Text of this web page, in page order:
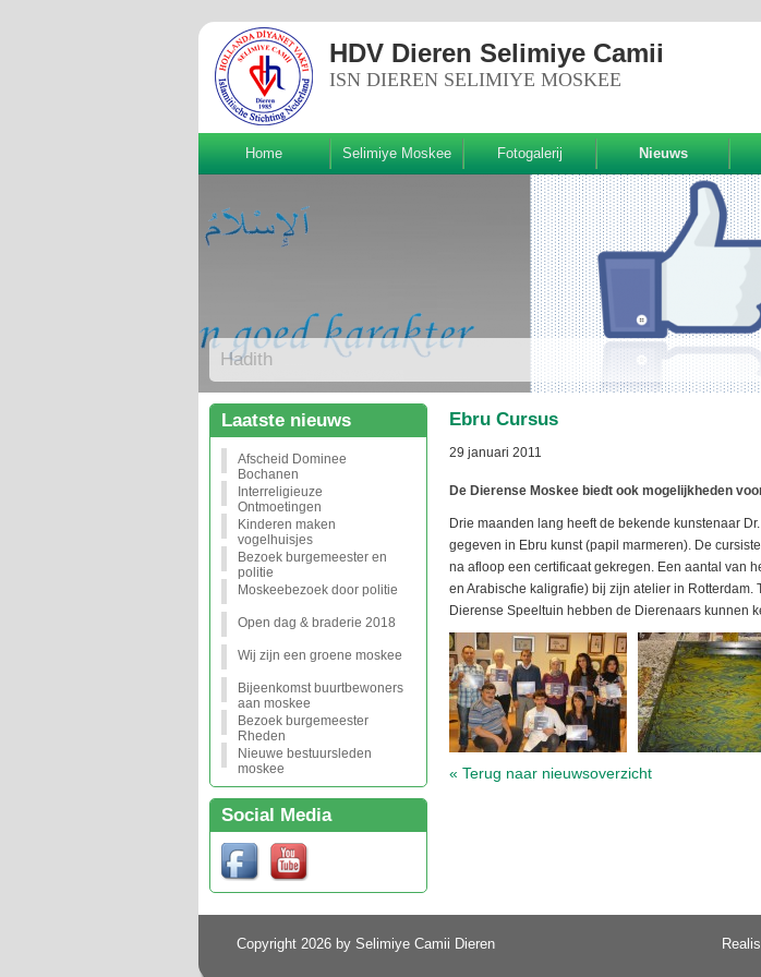
HDV Dieren Selimiye Camii
ISN DIEREN SELIMIYE MOSKEE
Home Selimiye Moskee Fotogalerij Nieuws
Volg ons!
Hadith
Laatste nieuws
Afscheid Dominee
Bochanen
Interreligieuze
Ontmoetingen
Kinderen maken
vogelhuisjes
Bezoek burgemeester en
politie
Moskeebezoek door politie
Open dag & braderie 2018
Wij zijn een groene moskee
Bijeenkomst buurtbewoners
aan moskee
Bezoek burgemeester
Rheden
Nieuwe bestuursleden
moskee
Social Media
Ebru Cursus
29 januari 2011
De Dierense Moskee biedt ook mogelijkheden
Drie maanden lang heeft de bekende kunstenaar
gegeven in Ebru kunst (papil marmeren). De
na afloop een certificaat gekregen. Een aantal van
en Arabische kaligrafie) bij zijn atelier in Rotterdam.
Dierense Speeltuin hebben de Dierenaars kunnen
« Terug naar nieuwsoverzicht
Copyright 2026 by Selimiye Camii Dieren